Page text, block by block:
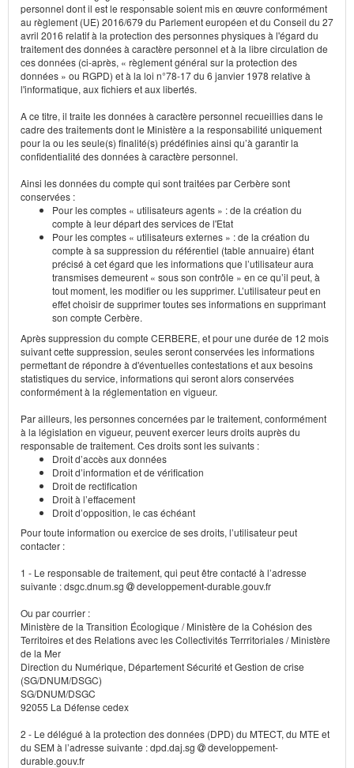
personnel dont il est le responsable soient mis en œuvre conformément
au règlement (UE) 2016/679 du Parlement européen et du Conseil du 27
avril 2016 relatif à la protection des personnes physiques à l'égard du
traitement des données à caractère personnel et à la libre circulation de
ces données (ci-après, « règlement général sur la protection des
données » ou RGPD) et à la loi n°78-17 du 6 janvier 1978 relative à
l'informatique, aux fichiers et aux libertés.
A ce titre, il traite les données à caractère personnel recueillies dans le
cadre des traitements dont le Ministère a la responsabilité uniquement
pour la ou les seule(s) finalité(s) prédéfinies ainsi qu’à garantir la
confidentialité des données à caractère personnel.
Ainsi les données du compte qui sont traitées par Cerbère sont
conservées :
Pour les comptes « utilisateurs agents » : de la création du
compte à leur départ des services de l'Etat
Pour les comptes « utilisateurs externes » : de la création du
compte à sa suppression du référentiel (table annuaire) étant
précisé à cet égard que les informations que l’utilisateur aura
transmises demeurent « sous son contrôle » en ce qu’il peut, à
tout moment, les modifier ou les supprimer. L’utilisateur peut en
effet choisir de supprimer toutes ses informations en supprimant
son compte Cerbère.
Après suppression du compte CERBERE, et pour une durée de 12 mois
suivant cette suppression, seules seront conservées les informations
permettant de répondre à d'éventuelles contestations et aux besoins
statistiques du service, informations qui seront alors conservées
conformément à la réglementation en vigueur.
Par ailleurs, les personnes concernées par le traitement, conformément
à la législation en vigueur, peuvent exercer leurs droits auprès du
responsable de traitement. Ces droits sont les suivants :
Droit d’accès aux données
Droit d’information et de vérification
Droit de rectification
Droit à l’effacement
Droit d’opposition, le cas échéant
Pour toute information ou exercice de ses droits, l’utilisateur peut
contacter :
1 - Le responsable de traitement, qui peut être contacté à l’adresse
suivante : dsgc.dnum.sg
developpement-durable.gouv.fr
Ou par courrier :
Ministère de la Transition Écologique / Ministère de la Cohésion des
Territoires et des Relations avec les Collectivités Terrritoriales / Ministère
de la Mer
Direction du Numérique, Département Sécurité et Gestion de crise
(SG/DNUM/DSGC)
SG/DNUM/DSGC
92055 La Défense cedex
2 - Le délégué à la protection des données (DPD) du MTECT, du MTE et
du SEM à l’adresse suivante : dpd.daj.sg
developpement-
durable.gouv.fr